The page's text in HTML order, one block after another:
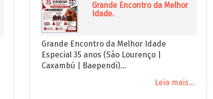
Grande Encontro da Melhor
Idade.
Grande Encontro da Melhor Idade
Especial 35 anos (São Lourenço |
Caxambú | Baependi)...
Leia mais...